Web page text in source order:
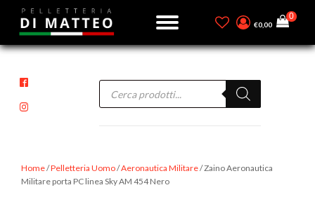
€0,00
Products
Home/Pelletteria Uomo/Aeronautica Militare/ Zaino Aeronautica
Militare porta PC linea Sky AM 454 Nero